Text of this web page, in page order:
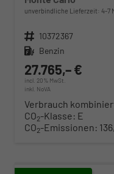
unverbindliche Lieferzeit: 4-7
Fahrzeugnr. 10372367
Kraftstoff Benzin
27.765,– €
incl. 20% MwSt.
inkl. NoVA
Verbrauch
CO2-Klasse: E
CO2-Emissionen: